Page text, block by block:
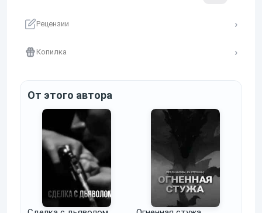
Рецензии
Копилка
От этого автора